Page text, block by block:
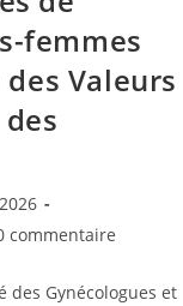
femmes
Valeurs
commentaire
des Gynécologues et